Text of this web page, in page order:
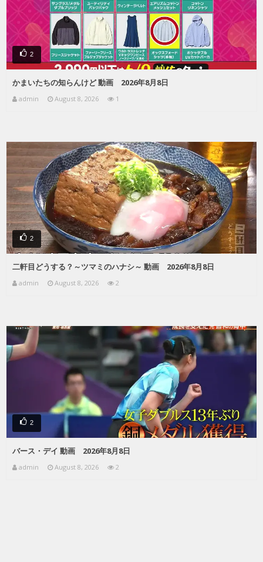
2
かまいたちの知らんけど 動画 2026年8月8日
admin August 8, 2026 1
2
二軒目どうする？～ツマミのハナシ～ 動画 2026年8月8日
admin August 8, 2026 2
2
バース・デイ 動画 2026年8月8日
admin August 8, 2026 2